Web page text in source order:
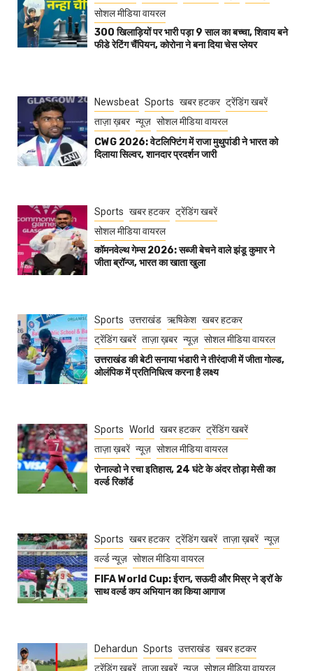
सोशल मीडिया वायरल
300 खिलाड़ियों पर भारी पड़ा 9 साल का बच्चा, शिवाय बने
फीडे रेटिंग चैंपियन, कोरोना ने बना दिया चेस प्लेयर
Newsbeat Sports खबर हटकर ट्रेंडिंग खबरें
ताज़ा ख़बर न्यूज़ सोशल मीडिया वायरल
CWG 2026: वेटलिफ्टिंग में राजा मुथुपांडी ने भारत को
दिलाया सिल्वर, शानदार प्रदर्शन जारी
Sports खबर हटकर ट्रेंडिंग खबरें
सोशल मीडिया वायरल
कॉमनवेल्थ गेम्स 2026: सब्जी बेचने वाले झंडू कुमार ने
जीता ब्रॉन्ज, भारत का खाता खुला
Sports उत्तराखंड ऋषिकेश खबर हटकर
ट्रेंडिंग खबरें ताज़ा ख़बर न्यूज़ सोशल मीडिया वायरल
उत्तराखंड की बेटी सनाया भंडारी ने तीरंदाजी में जीता गोल्ड,
ओलंपिक में प्रतिनिधित्व करना है लक्ष्य
Sports World खबर हटकर ट्रेंडिंग खबरें
ताज़ा ख़बरें न्यूज़ सोशल मीडिया वायरल
रोनाल्डो ने रचा इतिहास, 24 घंटे के अंदर तोड़ा मेसी का
वर्ल्ड रिकॉर्ड
Sports खबर हटकर ट्रेंडिंग खबरें ताज़ा ख़बरें न्यूज़
वर्ल्ड न्यूज़ सोशल मीडिया वायरल
FIFA World Cup: ईरान, सऊदी और मिस्र ने ड्रॉ के
साथ वर्ल्ड कप अभियान का किया आगाज
Dehardun Sports उत्तराखंड खबर हटकर
ट्रेंडिंग खबरें ताज़ा ख़बरें न्यूज़ सोशल मीडिया वायरल